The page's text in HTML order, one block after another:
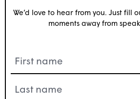
We’d love to hear from you. Just fill
moments away from